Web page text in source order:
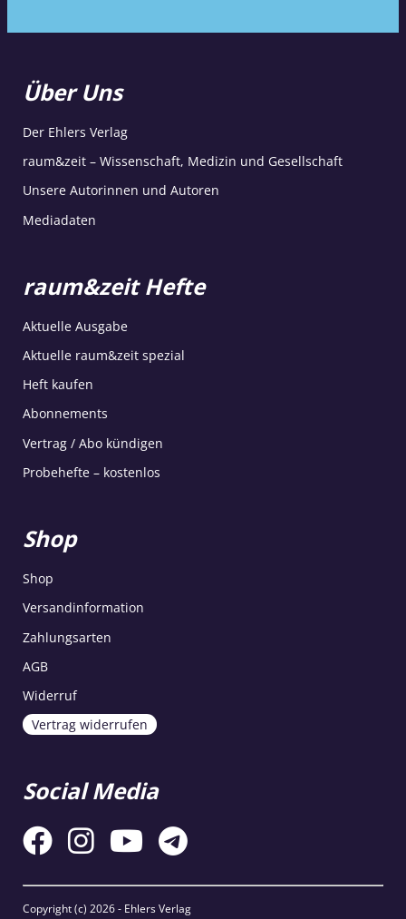
Über Uns
Der Ehlers Verlag
raum&zeit – Wissenschaft, Medizin und Gesellschaft
Unsere Autorinnen und Autoren
Mediadaten
raum&zeit Hefte
Aktuelle Ausgabe
Aktuelle raum&zeit spezial
Heft kaufen
Abonnements
Vertrag / Abo kündigen
Probehefte – kostenlos
Shop
Shop
Versandinformation
Zahlungsarten
AGB
Widerruf
Vertrag widerrufen
Social Media
Copyright (c) 2026 - Ehlers Verlag